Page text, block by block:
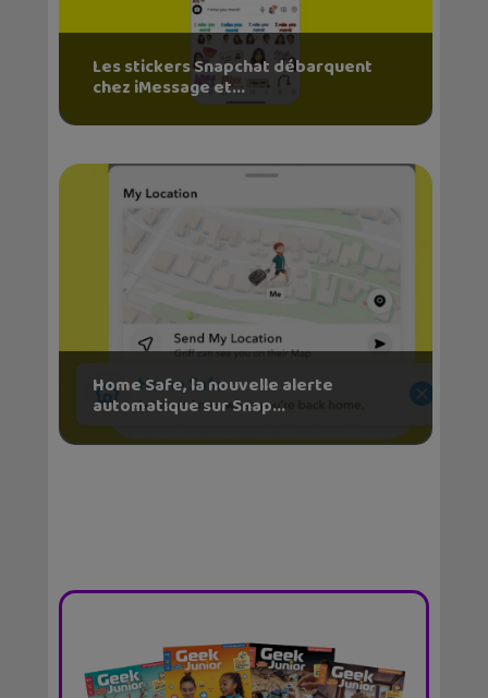
Les stickers Snapchat débarquent
chez iMessage et...
Home Safe, la nouvelle alerte
automatique sur Snap...